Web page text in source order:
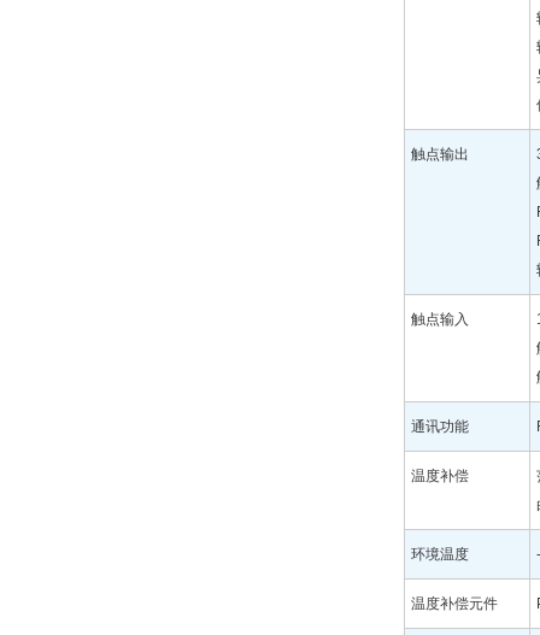
触点输出
触点输入
通讯功能
温度补偿
环境温度
温度补偿元件